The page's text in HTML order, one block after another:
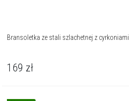
Bransoletka ze stali szlachetnej z cyrkoniami
169 zł